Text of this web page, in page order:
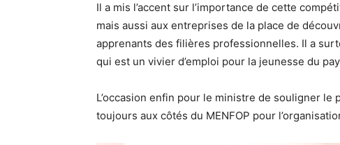
Il a mis l’accent sur l’importance de cette
mais aussi aux entreprises de la place de
apprenants des filières professionnelles. Il a
qui est un vivier d’emploi pour la jeunesse du
L’occasion enfin pour le ministre de souligner
toujours aux côtés du MENFOP pour